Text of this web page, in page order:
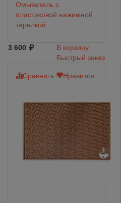
Омыватель с
пластиковой нажимной
тарелкой
3 600
В корзину
Быстрый заказ
Сравнить Нравится